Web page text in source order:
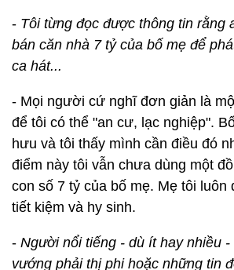
- Tôi từng đọc được thông tin rằng
bán căn nhà 7 tỷ của bố mẹ để
ca hát...
- Mọi người cứ nghĩ đơn giản là
để tôi có thể "an cư, lạc nghiệp".
hưu và tôi thấy mình cần điều đó
điểm này tôi vẫn chưa dùng một
con số 7 tỷ của bố mẹ. Mẹ tôi luôn
tiết kiệm và hy sinh.
- Người nổi tiếng - dù ít hay nhiều -
vướng phải thị phi hoặc những tin